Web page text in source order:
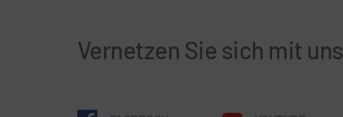
Vernetzen Sie sich mit uns